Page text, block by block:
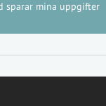
sparar mina uppgifter